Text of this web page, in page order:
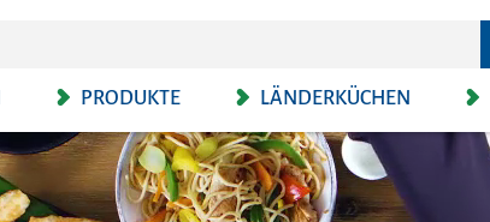
PRODUKTE LÄNDERKÜCHEN